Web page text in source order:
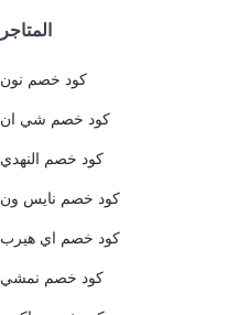
المتاجر
كود خصم نون
كود خصم شي ان
كود خصم النهدي
كود خصم نايس ون
كود خصم اي هيرب
كود خصم نمشي